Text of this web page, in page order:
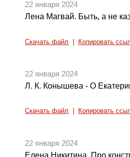
22 января 2024
Лена Магвай. Быть, а не
Скачать файл Копировать
22 января 2024
Л. К. Конышева - О
Скачать файл Копировать
22 января 2024
Елена Никитина. Про